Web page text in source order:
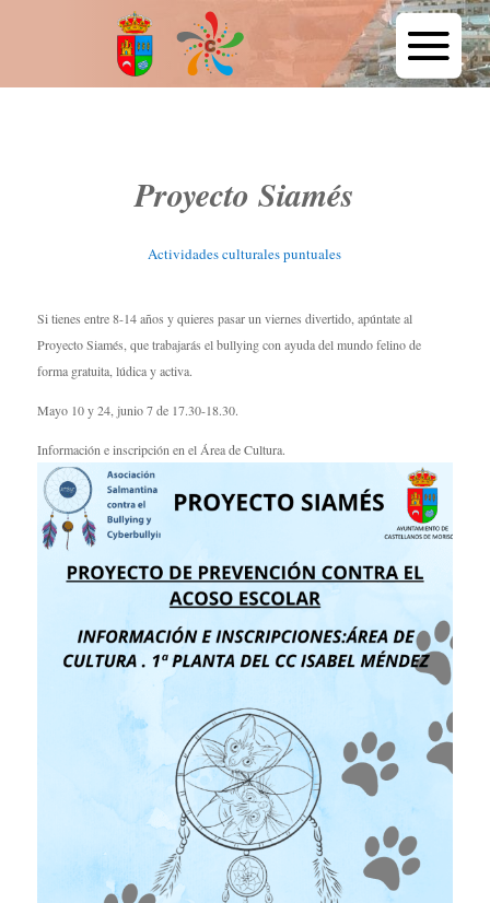
Proyecto Siamés
Actividades culturales puntuales
Si tienes entre 8-14 años y quieres pasar un viernes divertido, apúntate al
Proyecto Siamés, que trabajarás el bullying con ayuda del mundo felino de
forma gratuita, lúdica y activa.
Mayo 10 y 24, junio 7 de 17.30-18.30.
Información e inscripción en el Área de Cultura.